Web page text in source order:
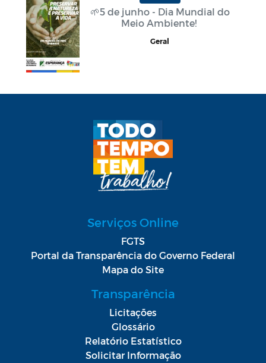
🌱5 de junho - Dia Mundial do
Meio Ambiente!
Geral
Serviços Online
FGTS
Portal da Transparência do Governo Federal
Mapa do Site
Transparência
Licitações
Glossário
Relatório Estatístico
Solicitar Informação